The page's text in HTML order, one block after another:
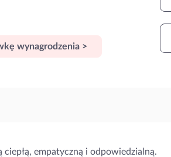
wynagrodzenia >
ciepłą, empatyczną i odpowiedzialną.